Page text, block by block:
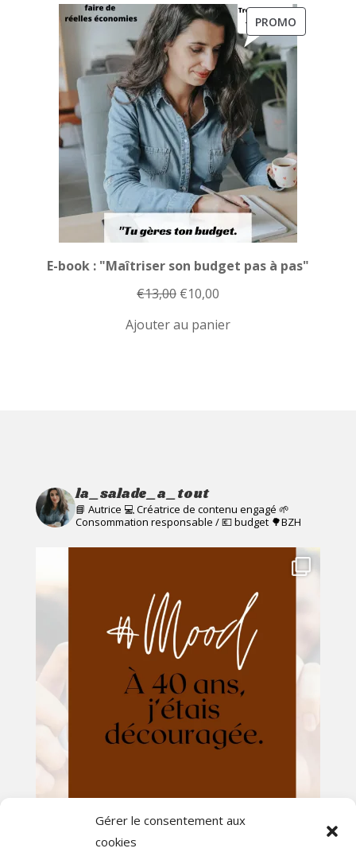
Gérer le consentement aux
cookies
€13,00. €10,00.PROMO
EN
E-book : "Maîtriser son budget pas à pas"
€13,00 Le
initial
€10,00Le
Ajouter au panier
la_salade_a_tout
📘 Autrice 💻 Créatrice de contenu engagé 🌱
Consommation responsable / 💶 budget🌳BZH